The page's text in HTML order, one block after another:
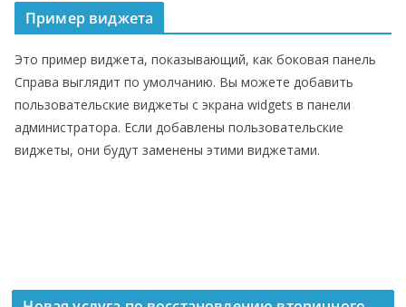
Пример виджета
Это пример виджета, показывающий, как боковая панель
Справа выглядит по умолчанию. Вы можете добавить
пользовательские виджеты с экрана widgets в панели
администратора. Если добавлены пользовательские
виджеты, они будут заменены этими виджетами.